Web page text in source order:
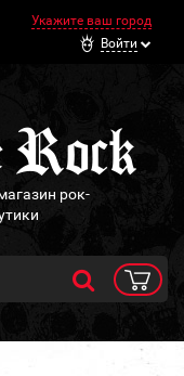
Укажите ваш город
Войти
рок-